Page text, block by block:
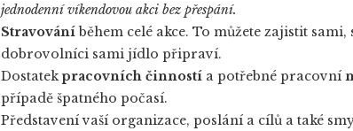
jednodenní víkendovou akci bez přespání.
Stravováníběhem celé akce. To můžete zajistit
dobrovolníci sami jídlo připraví.
Dostatekpracovních činností a potřebné pracovní
případě špatného počasí.
Představení vaší organizace, poslání a cílů a také